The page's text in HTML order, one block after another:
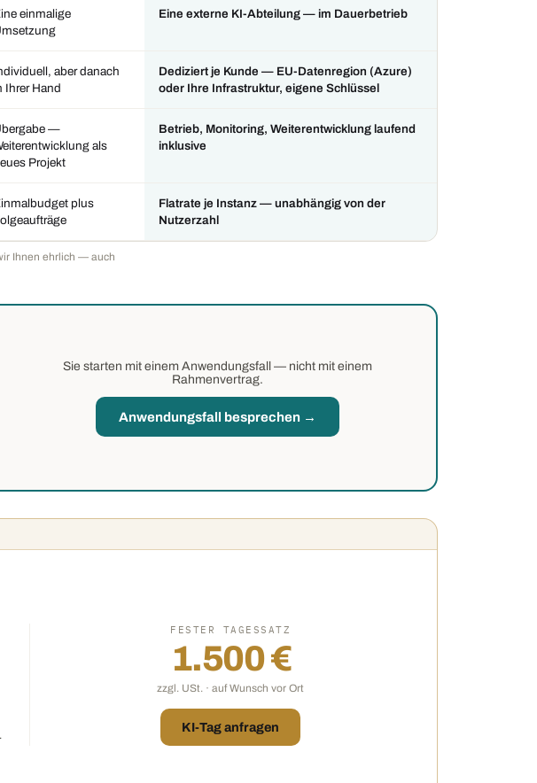
einmalige
Eine externe KI-Abteilung — im Dauerbetrieb
aber danach
Ihrer Hand
Dediziert je Kunde — EU-Datenregion (Azure)
oder Ihre Infrastruktur, eigene Schlüssel
—
als
Projekt
Betrieb, Monitoring, Weiterentwicklung laufend
inklusive
plus
Flatrate je Instanz — unabhängig von der
Nutzerzahl
Ihnen ehrlich — auch
Sie starten mit einem Anwendungsfall — nicht mit einem
Rahmenvertrag.
Anwendungsfall besprechen →
FESTER TAGESSATZ
1.500 €
zzgl. USt. · auf Wunsch vor Ort
KI-Tag anfragen